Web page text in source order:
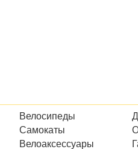
Велосипеды
Самокаты
Велоаксессуары